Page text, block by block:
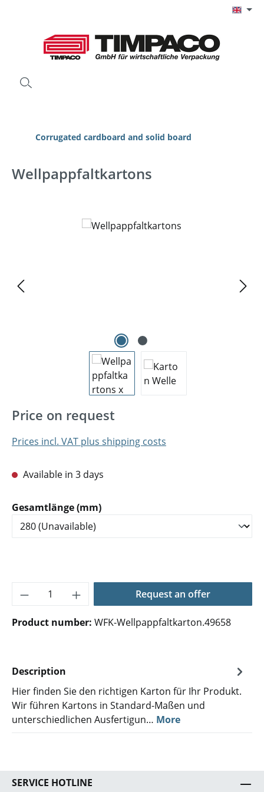
Corrugated cardboard and solid board
Wellpappfaltkartons
Skip image gallery
Price on request
Prices incl. VAT plus shipping costs
Available in 3 days
Select
Gesamtlänge (mm)
Product Quantity: Enter the desired
Request an offer
Product number: WFK-Wellpappfaltkarton.49658
Description
Hier finden Sie den richtigen Karton für Ihr Produkt.
Wir führen Kartons in Standard-Maßen und
unterschiedlichen Ausfertigun… More
SERVICE HOTLINE